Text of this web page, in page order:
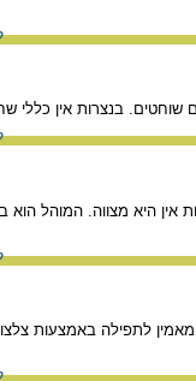
בנצרות אין כללי
היא מצווה. המוהל הוא
לתפילה באמצעות צלצול